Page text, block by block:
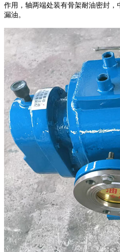
作用，轴两端处装有骨架耐油密封
漏油。